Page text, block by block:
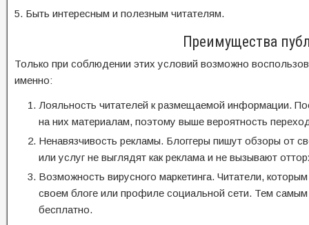
5. Быть интересным и полезным читателям.
Преимущества
Только при соблюдении этих условий возможно
именно:
Лояльность читателей к размещаемой информации.
на них материалам, поэтому выше вероятность
Ненавязчивость рекламы. Блоггеры пишут обзоры от
или услуг не выглядят как реклама и не вызывают
Возможность вирусного маркетинга. Читатели,
своем блоге или профиле социальной сети. Тем
бесплатно.